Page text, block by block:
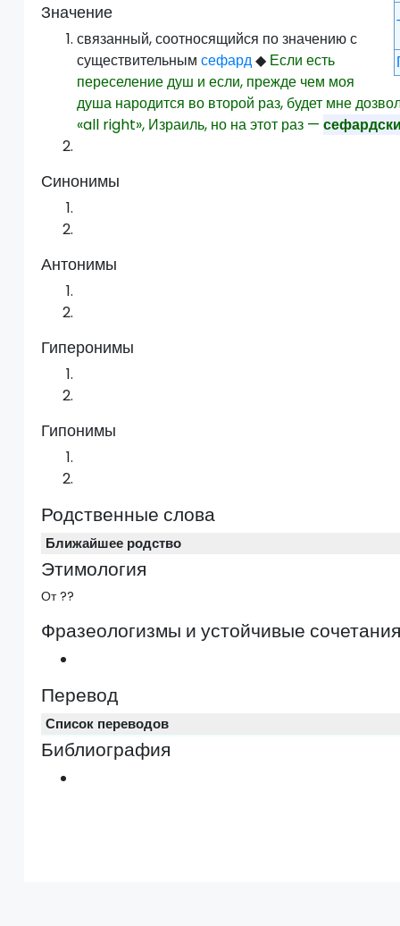
Значение
связанный, соотносящийся по значению с
существительнымсефард◆ Если есть
переселение душ и если, прежде чем моя
душа народится во второй раз, будет мне
«all right», Израиль, но на этот раз —
Синонимы
Антонимы
Гиперонимы
Гипонимы
Родственные слова
Ближайшее родство
Этимология
От ??
Фразеологизмы и устойчивые
Перевод
Список переводов
Библиография